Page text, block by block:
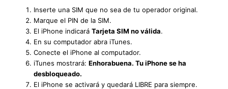
Inserte una SIM que no sea de tu operador original.
Marque el PIN de la SIM.
El iPhone indicará Tarjeta SIM no válida.
En su computador abra iTunes.
Conecte el iPhone al computador.
iTunes mostrará: Enhorabuena. Tu iPhone se ha
desbloqueado.
El iPhone se activará y quedará LIBRE para siempre.